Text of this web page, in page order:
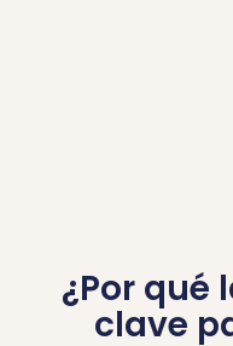
¿Por qué
clave